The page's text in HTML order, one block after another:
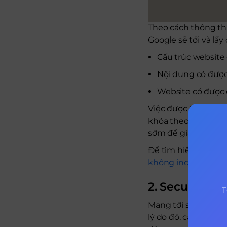
Theo cách thông
Google sẽ tới và
Cấu trúc
Nội dung có
Website có được
Việc được Google
khóa theo xu
sớm để giải quyết
Để tìm hiểu thêm
không index
2. Security
Mang tới sự thỏa
lý do đó, các bản